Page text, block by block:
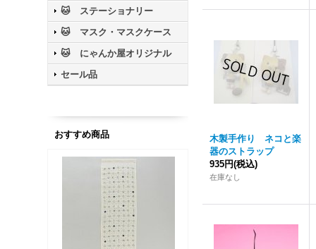
🐱 ステーショナリー
🐱 マスク・マスクケース
🐱 にゃんか屋オリジナル
セール品
おすすめ商品
木製手作り ネコと楽
器のストラップ
935円(税込)
在庫なし